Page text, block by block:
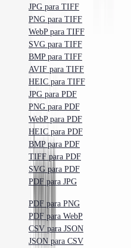
JPG para TIFF
PNG para TIFF
WebP para TIFF
SVG para TIFF
BMP para TIFF
AVIF para TIFF
HEIC para TIFF
JPG para PDF
PNG para PDF
WebP para PDF
HEIC para PDF
BMP para PDF
TIFF para PDF
SVG para PDF
PDF para JPG
PDF para PNG
PDF para WebP
CSV para JSON
JSON para CSV